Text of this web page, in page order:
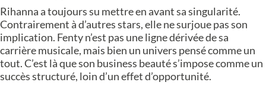
Rihanna a toujours su mettre en avant sa singularité.
Contrairement à d’autres stars, elle ne surjoue pas son
implication. Fenty n’est pas une ligne dérivée de sa
carrière musicale, mais bien un univers pensé comme un
tout. C’est là que son business beauté s’impose comme un
succès structuré, loin d’un effet d’opportunité.